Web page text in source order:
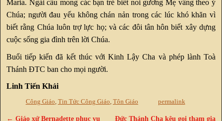
Maria. Ngài cầu mong các bạn trẻ biết noi gương Mẹ vâng theo ý
Chúa; người đau yếu không chán nản trong các lúc khó khăn vì
biết rằng Chúa luôn trợ lực họ; và các đôi tân hôn biết xây dựng
cuộc sống gia đình trên lời Chúa.
Buổi tiếp kiến đã kết thúc với Kinh Lậy Cha và phép lành Toà
Thánh ĐTC ban cho mọi người.
Linh Tiến Khải
Công Giáo Tin Tức Công Giáo Tôn Giáo permalink
← Giáo xứ Bernadette phục vụ Đức Thánh Cha kêu gọi tham gia